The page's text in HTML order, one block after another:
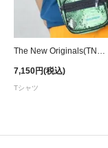
7,150円(税込)
Tシャツ